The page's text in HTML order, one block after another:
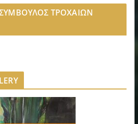
ΣΥΜΒΟΥΛΟΣ ΤΡΟΧΑΙΩΝ